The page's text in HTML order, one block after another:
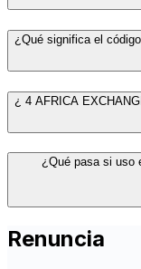
¿Qué significa el
¿ 4 AFRICA
¿Qué pasa si uso
Renuncia